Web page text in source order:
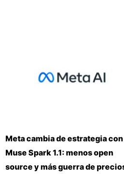
Meta cambia de estrategia con
Muse Spark 1.1: menos open
source y más guerra de